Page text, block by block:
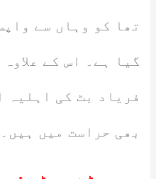
تھا کو وہاں سے
گیا ہے۔ اس کے
فریاد بٹ کی اہلیہ
بھی حراست میں ہیں۔